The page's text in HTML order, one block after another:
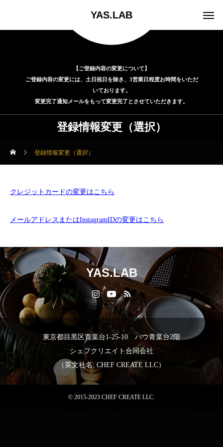
YAS.LAB
【ご登録内容の変更について】
ご登録内容の変更には、土日祝日を除き、3営業日程度お時間をいただ
いております。
変更完了通知メールをもって変更完了とさせていただきます。
登録情報変更（選択）
登録情報変更（選択）
クレジットカードの変更はこちら
メールアドレスまたはInstagramIDの変更はこちら
YAS.LAB
東京都目黒区青葉台1-25-10 バウ青葉台2階
シェフクリエイト合同会社
（英文社名: CHEF CREATE LLC）
© 2015-2023 CHEF CREATE LLC.